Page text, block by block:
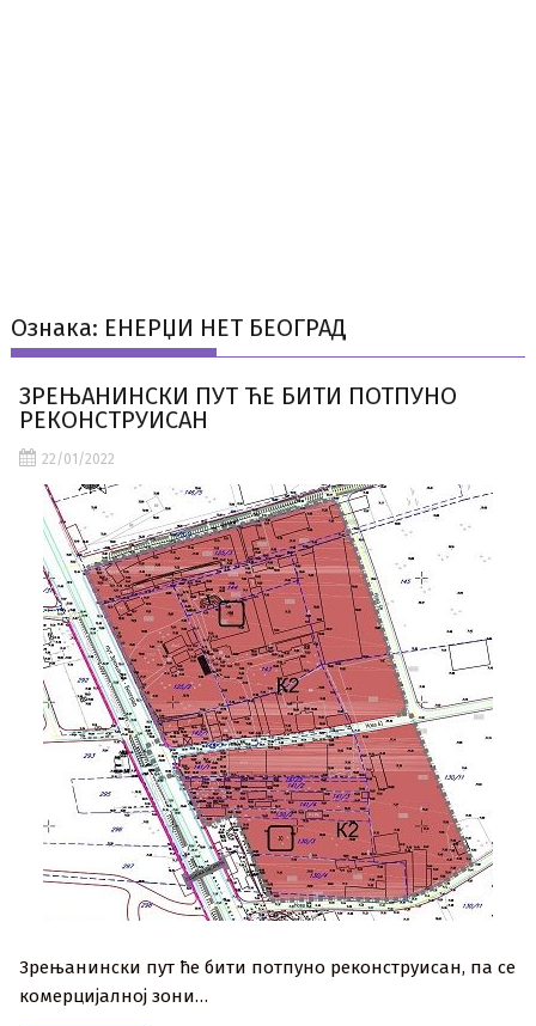
Ознака: ЕНЕРЏИ НЕТ БЕОГРАД
ЗРЕЊАНИНСКИ ПУТ ЋЕ БИТИ ПОТПУНО
РЕКОНСТРУИСАН
22/01/2022
Зрењанински пут ће бити потпуно реконструисан, па се
комерцијалној зони…